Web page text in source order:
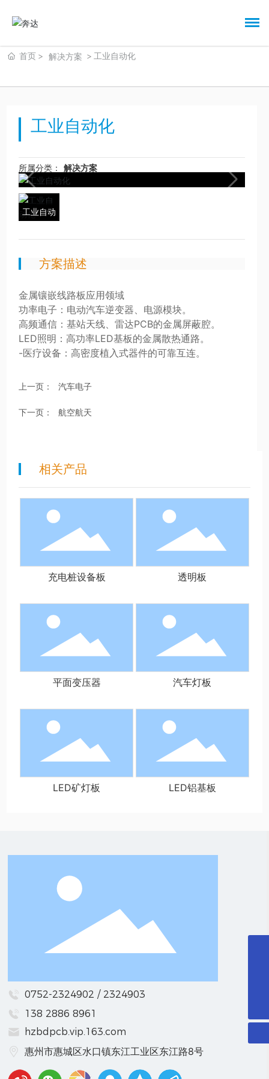
首页 解决方案 工业自动化
工业自动化
所属分类： 解决方案
工业自动
方案描述
金属镶嵌线路板应用领域
功率电子：电动汽车逆变器、电源模块。
高频通信：基站天线、雷达PCB的金属屏蔽腔。
LED照明：高功率LED基板的金属散热通路。
-医疗设备：高密度植入式器件的可靠互连。
上一页： 汽车电子
下一页： 航空航天
相关产品
充电桩设备板 透明板
平面变压器 汽车灯板
LED矿灯板 LED铝基板
0752-2324902
0752-2324902 / 2324903
138 2886 8961
hzbdpcb.vip.163.com
惠州市惠城区水口镇东江工业区东江路8号